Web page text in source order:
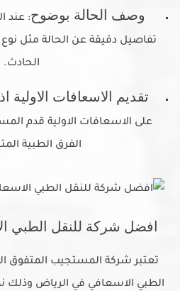
وصف الحالة بوضوح: عند
تفاصيل دقيقة عن الحالة مثل
الحادث.
تقديم الاسعافات الاولية
على الاسعافات الاولية قدم
الفرق الطبية
افضل شركة للنقل الطبي
تعتبر شركة المستجيب المتفوق
الطبي الاسعافي في الرياض وذلك